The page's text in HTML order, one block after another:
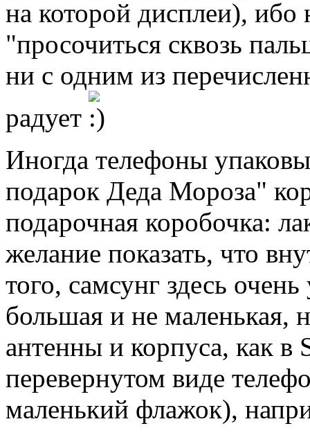
на которой дисплеи),
"просочиться сквозь
ни с одним из
радует
Иногда телефоны
подарок Деда Мороза"
подарочная коробочка:
желание показать, что
того, самсунг здесь
большая и не маленькая,
антенны и корпуса, как в
перевернутом виде
маленький флажок),